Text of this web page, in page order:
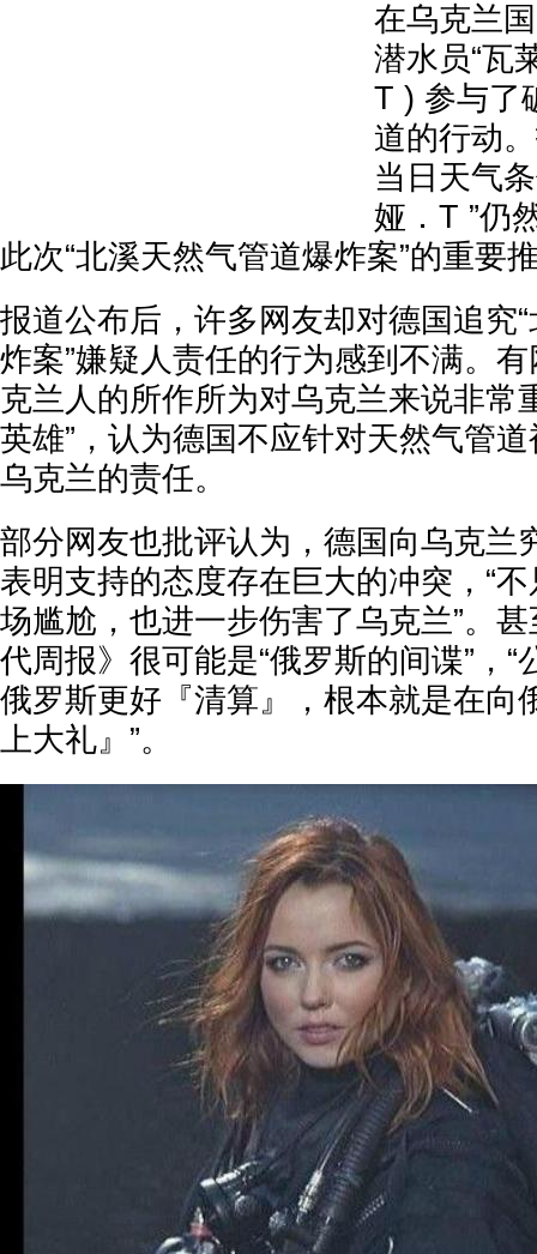
在乌克兰
潜水员“瓦
T ) 参与了
道的行动
当日天气
娅．T ”仍
此次“北溪天然气管道爆炸案”的重要
报道公布后，许多网友却对德国追究
炸案”嫌疑人责任的行为感到不满。
克兰人的所作所为对乌克兰来说非常
英雄”，认为德国不应针对天然气管
乌克兰的责任。
部分网友也批评认为，德国向乌克兰
表明支持的态度存在巨大的冲突，“
场尴尬，也进一步伤害了乌克兰”。
代周报》很可能是“俄罗斯的间谍”，
俄罗斯更好『清算』，根本就是在向
上大礼』”。